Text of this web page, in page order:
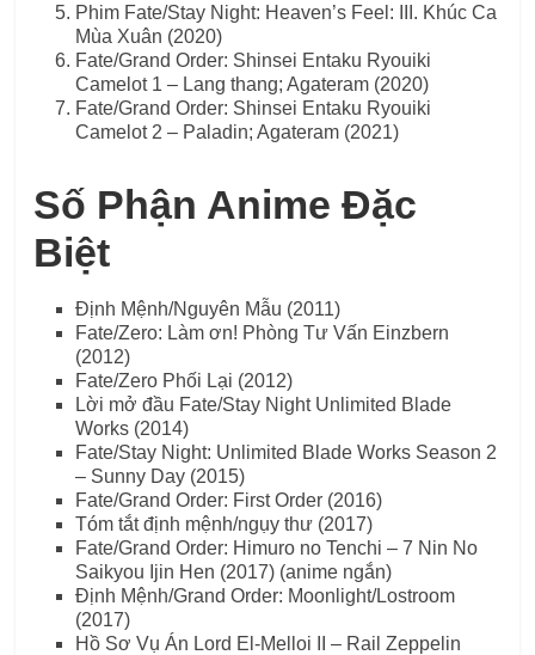
Phim Fate/Stay Night: Heaven’s Feel: III. Khúc Ca
Mùa Xuân (2020)
Fate/Grand Order: Shinsei Entaku Ryouiki
Camelot 1 – Lang thang; Agateram (2020)
Fate/Grand Order: Shinsei Entaku Ryouiki
Camelot 2 – Paladin; Agateram (2021)
Số Phận Anime Đặc
Biệt
Định Mệnh/Nguyên Mẫu (2011)
Fate/Zero: Làm ơn! Phòng Tư Vấn Einzbern
(2012)
Fate/Zero Phối Lại (2012)
Lời mở đầu Fate/Stay Night Unlimited Blade
Works (2014)
Fate/Stay Night: Unlimited Blade Works Season 2
– Sunny Day (2015)
Fate/Grand Order: First Order (2016)
Tóm tắt định mệnh/ngụy thư (2017)
Fate/Grand Order: Himuro no Tenchi – 7 Nin No
Saikyou Ijin Hen (2017) (anime ngắn)
Định Mệnh/Grand Order: Moonlight/Lostroom
(2017)
Hồ Sơ Vụ Án Lord El-Melloi II – Rail Zeppelin